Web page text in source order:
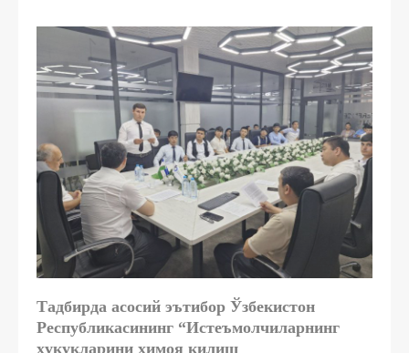
Тадбирда асосий эътибор Ўзбекистон
Республикасининг “Истеъмолчиларнинг
ҳуқуқларини ҳимоя қилиш